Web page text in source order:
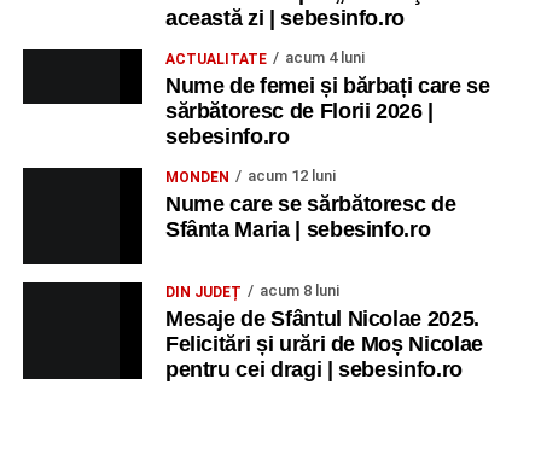
această zi | sebesinfo.ro
ACTUALITATE acum 4 luni
Nume de femei și bărbați care se
sărbătoresc de Florii 2026 |
sebesinfo.ro
MONDEN acum 12 luni
Nume care se sărbătoresc de
Sfânta Maria | sebesinfo.ro
DIN JUDEȚ acum 8 luni
Mesaje de Sfântul Nicolae 2025.
Felicitări și urări de Moș Nicolae
pentru cei dragi | sebesinfo.ro